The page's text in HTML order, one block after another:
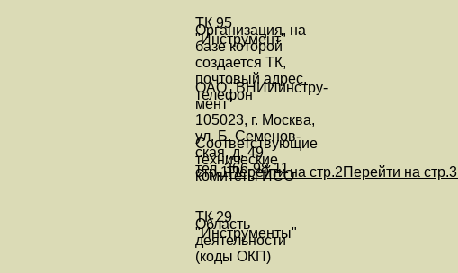
Организация, на
базе которой
создается ТК,
почтовый адрес,
телефон
Соответствующие
технические
комитеты ИСО
Область
деятельности
(коды ОКП)
ТК 95
"Инструмент"
ОАО "ВНИИинстру-
мент"
105023, г. Москва,
ул. Б. Семенов-
ская, д. 49
тел. 366-98-11
ТК 29
"Инструменты"
стр.1Перейти на стр.2Перейти на стр.3